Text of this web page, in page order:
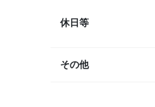
休日等
その他